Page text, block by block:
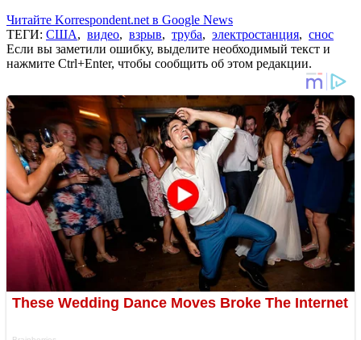
Читайте Korrespondent.net в Google News
ТЕГИ: США, видео, взрыв, труба, электростанция, снос
Если вы заметили ошибку, выделите необходимый текст и
нажмите Ctrl+Enter, чтобы сообщить об этом редакции.